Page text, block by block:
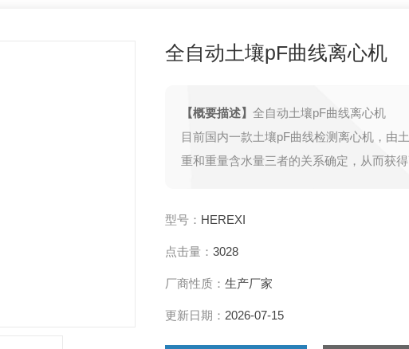
全自动土壤pF曲线离心机
【概要描述】 全自动土壤pF曲线离心机
目前国内一款土壤pF曲线检测离心机，由
重和重量含水量三者的关系确定，从而获
水分动态模拟、气象气候学、土壤地理学、
科技领域。
型号： HEREXI
点击量： 3028
厂商性质： 生产厂家
更新日期： 2026-07-15